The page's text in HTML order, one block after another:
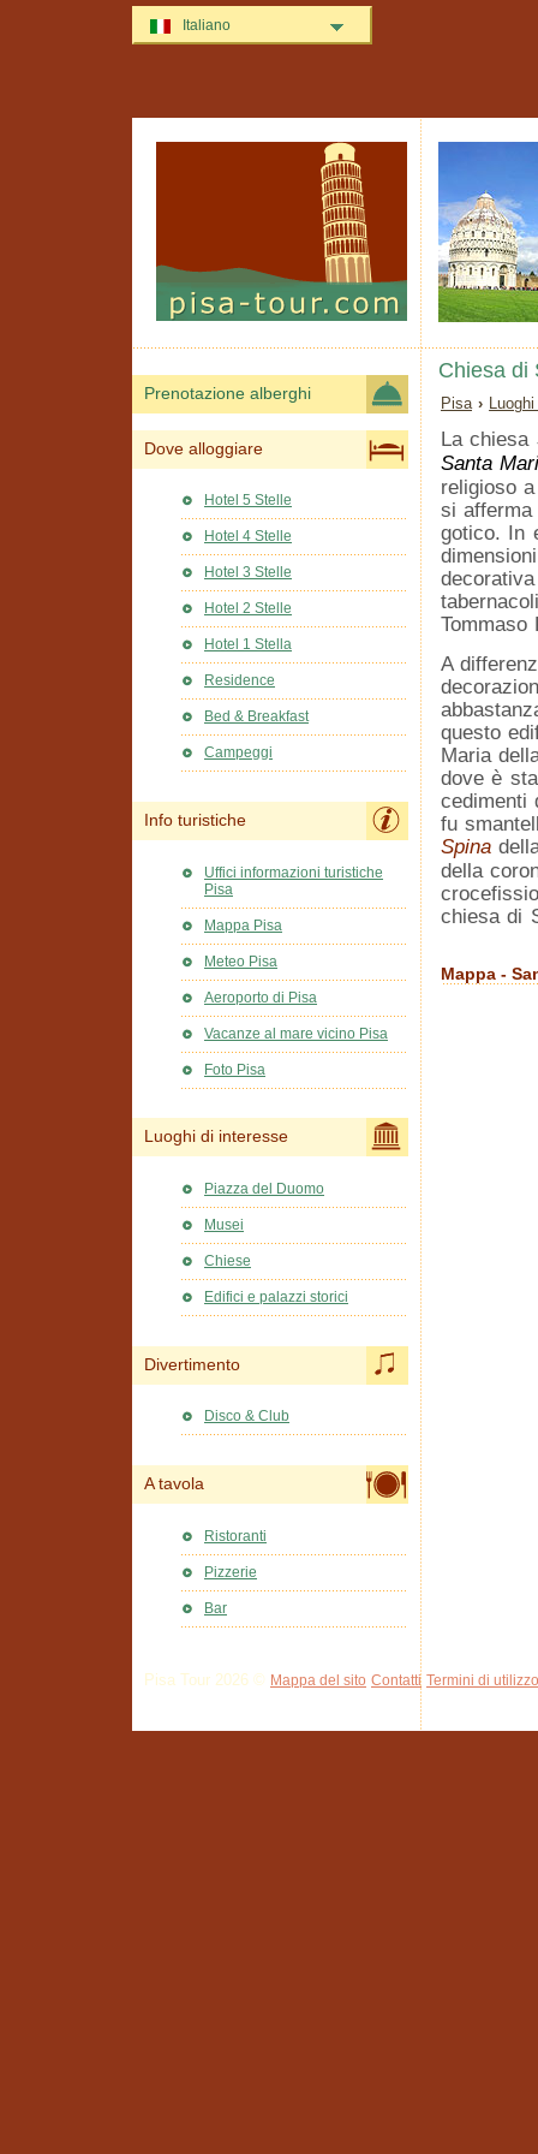
Chiesa di
Pisa ›
La chiesa
Santa
religioso
si afferma
gotico. In
Tommaso
A
questo
Maria
dove è
cedimenti
fu
Spina
della
chiesa di
Mappa -
Prenotazione alberghi
Dove alloggiare
Hotel 5 Stelle
Hotel 4 Stelle
Hotel 3 Stelle
Hotel 2 Stelle
Hotel 1 Stella
Residence
Bed & Breakfast
Campeggi
Info turistiche
Uffici informazioni turistiche
Pisa
Mappa Pisa
Meteo Pisa
Aeroporto di Pisa
Vacanze al mare vicino Pisa
Foto Pisa
Luoghi di interesse
Piazza del Duomo
Musei
Chiese
Edifici e palazzi storici
Divertimento
Disco & Club
A tavola
Ristoranti
Pizzerie
Bar
Pisa Tour 2026 © Mappa del sito Contatti Termini di utilizzo
Italiano